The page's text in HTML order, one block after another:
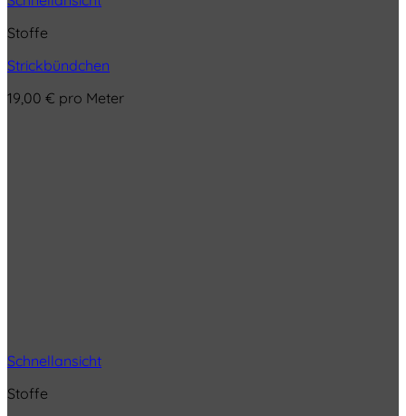
Stoffe
Strickbündchen
19,00 € pro Meter
Schnellansicht
Stoffe